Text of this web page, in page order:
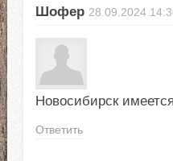
Шофер 28.09.2024
Новосибирск
Ответить